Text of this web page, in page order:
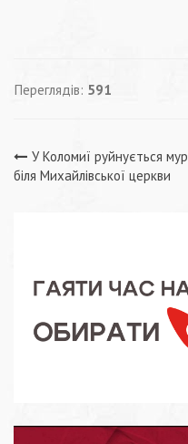
Переглядів: 591
Навігація
У Коломиї руйнується мур
біля Михайлівської церкви